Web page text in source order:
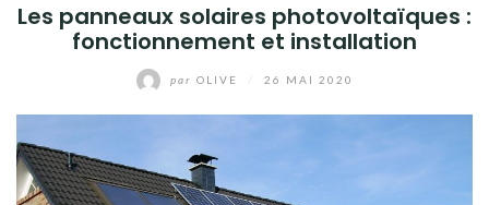
Les panneaux solaires photovoltaïques :
fonctionnement et installation
par OLIVE 26 MAI 2020